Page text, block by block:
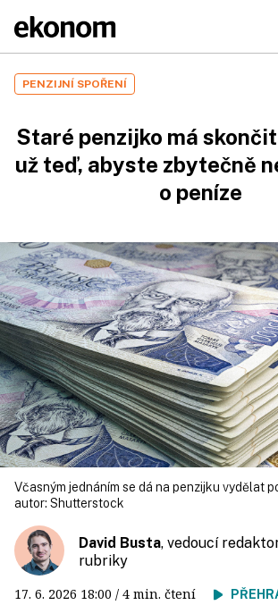
PENZIJNÍ SPOŘENÍ
Staré penzijko má
už teď, abyste zbytečně
o peníze
Včasným jednáním se dá na penzijku vydělat
autor: Shutterstock
David Busta, vedoucí
rubriky
17. 6. 2026 18:00 / 4 min. čtení